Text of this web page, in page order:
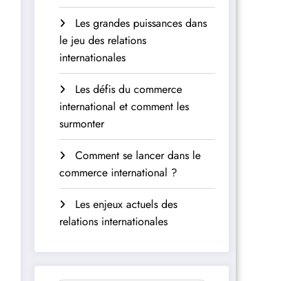
Les grandes puissances dans
le jeu des relations
internationales
Les défis du commerce
international et comment les
surmonter
Comment se lancer dans le
commerce international ?
Les enjeux actuels des
relations internationales